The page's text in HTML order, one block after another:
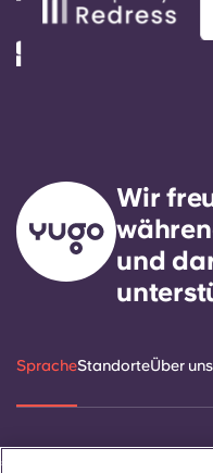
Wir
und
SpracheStandorteÜber uns